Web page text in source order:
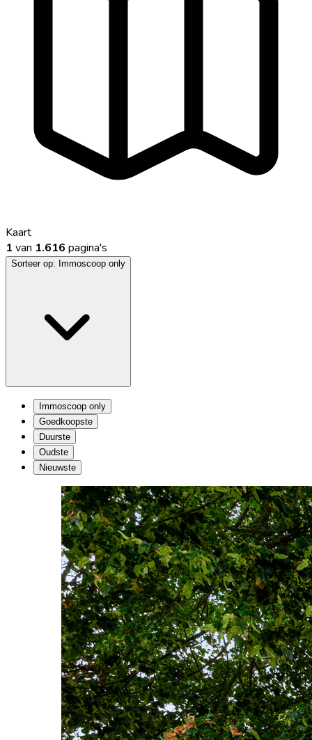
Kaart
1 van 1.616 pagina's
Sorteer op: Immoscoop only
Immoscoop only
Goedkoopste
Duurste
Oudste
Nieuwste